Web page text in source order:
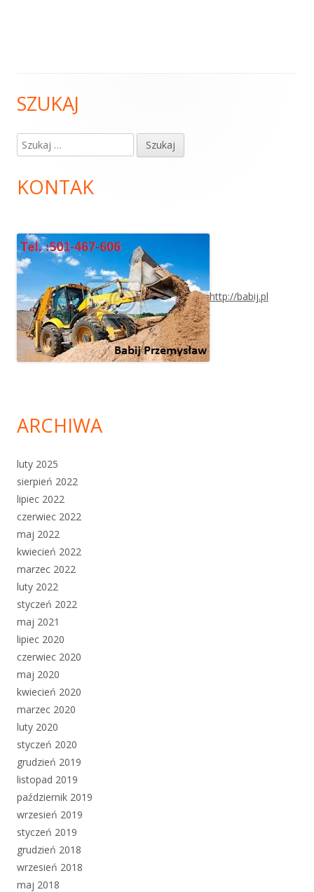
Główny
panel
SZUKAJ
Szukaj:
KONTAK
http://babij.pl
ARCHIWA
luty 2025
sierpień 2022
lipiec 2022
czerwiec 2022
maj 2022
kwiecień 2022
marzec 2022
luty 2022
styczeń 2022
maj 2021
lipiec 2020
czerwiec 2020
maj 2020
kwiecień 2020
marzec 2020
luty 2020
styczeń 2020
grudzień 2019
listopad 2019
październik 2019
wrzesień 2019
styczeń 2019
grudzień 2018
wrzesień 2018
maj 2018